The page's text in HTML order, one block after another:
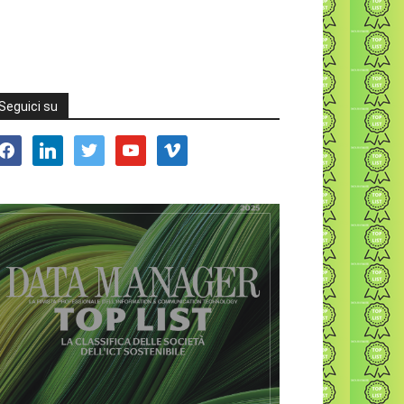
su
linkedin twitter youtube vimeo